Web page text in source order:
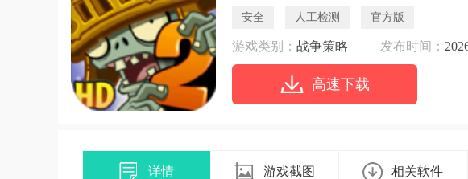
安全 人工检测 官方版
游戏类别： 战争策略 发布时间：
高速下载
详情 游戏截图 相关软件